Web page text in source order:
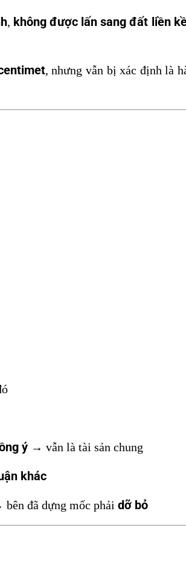
, không được lấn sang đất liền
, nhưng vẫn bị xác định là
ý → vẫn là tài sản chung
khác
bên đã dựng mốc phải dỡ bỏ